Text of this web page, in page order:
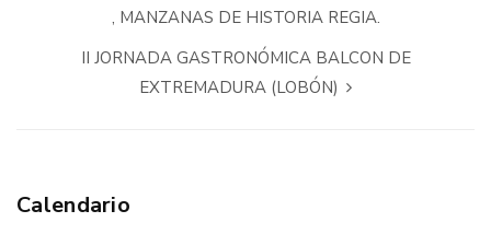
, MANZANAS DE HISTORIA REGIA.
II JORNADA GASTRONÓMICA BALCON DE
EXTREMADURA (LOBÓN)
Calendario